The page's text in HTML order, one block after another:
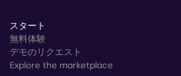
スタート
無料体験
デモのリクエスト
Explore the marketplace